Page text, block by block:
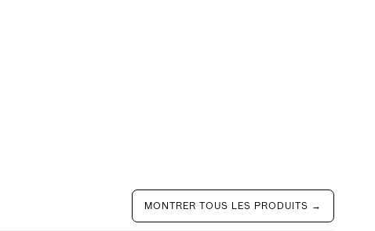
MONTRER TOUS LES PRODUITS →